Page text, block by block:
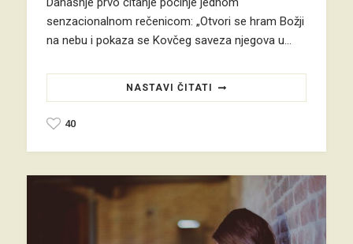
senzacionalnom rečenicom: „Otvori se hram Božji
na nebu i pokaza se Kovčeg saveza njegova u…
NASTAVI ČITATI
40